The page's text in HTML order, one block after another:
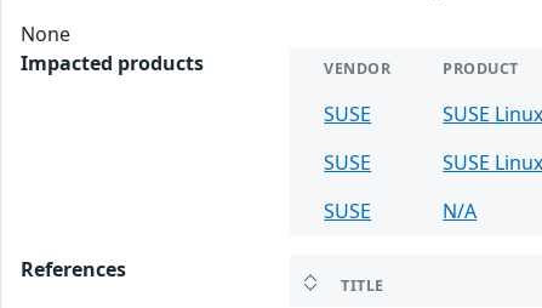
None
Impacted products
VENDOR PRODUCT
SUSE SUSE
SUSE
SUSE
SUSE
N/A
References
TITLE